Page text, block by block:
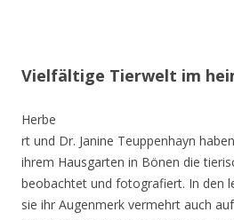
Vielfältige Tierwelt im
Herbe
rt und Dr. Janine Teuppenhayn
ihrem Hausgarten in Bönen die
beobachtet und fotografiert. In den
sie ihr Augenmerk vermehrt auch